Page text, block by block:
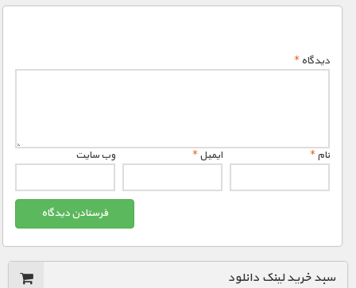
گردشگری
مسابقات / ورزشیدیدگاه*
نام* ایمیل* وب‌ سایت
سبد خرید لینک دانلود